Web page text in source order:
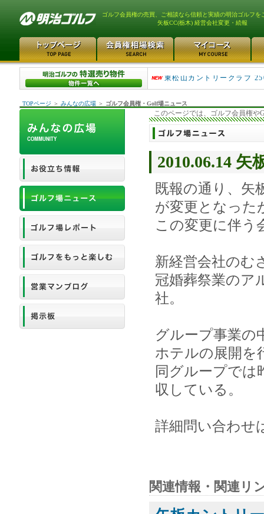
ゴルフ会員権の売買、ご相談なら信頼と実績の明治ゴルフを
矢板CC(栃木) 経営会社変更・続報
平塚富士見カントリーク
東松山カントリークラブ
TOPページ ＞ みんなの広場 ＞ ゴルフ会員権・Golf場ニュース
このページでは、ゴルフ会員権や
2010.06.14 矢
既報の通り、矢
が変更となった
この変更に伴う
新経営会社のむ
冠婚葬祭業のア
社。
グループ事業の
ホテルの展開を
同グループでは
収している。
詳細問い合わせ
関連情報・関連リ